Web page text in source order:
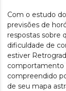
Com o estudo
previsões de
respostas sobre
dificuldade de
estiver
comportamento
compreendido
de seu mapa